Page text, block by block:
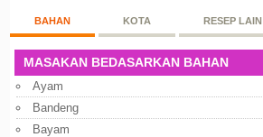
BAHAN KOTA RESEP LAIN
MASAKAN BEDASARKAN BAHAN
Ayam
Bandeng
Bayam